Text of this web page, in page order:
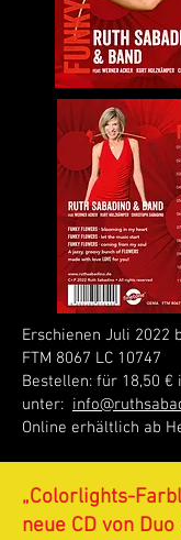
Erschienen Juli 2022
FTM 8067 LC 10747
Bestellen: für 18,50
unter:
Online erhältlich ab
„Colorlights-
neue CD von